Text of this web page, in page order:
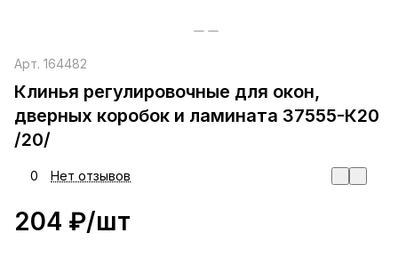
Арт. 164482
Клинья регулировочные для окон,
дверных коробок и ламината 37555-К20
/20/
0 Нет отзывов
204 ₽/шт